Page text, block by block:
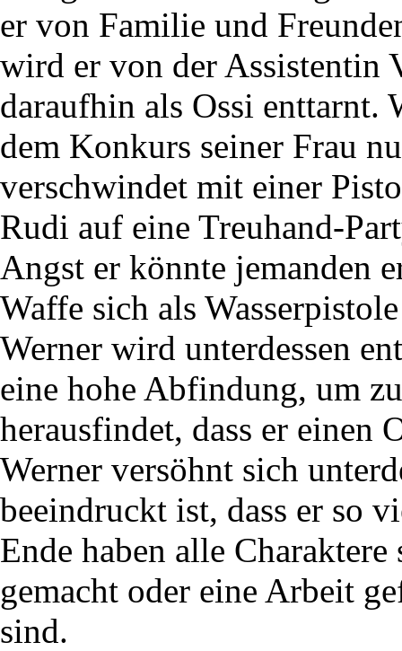
er von Familie und
wird er von der Assistentin
daraufhin als Ossi enttarnt.
dem Konkurs seiner Frau
verschwindet mit einer
Rudi auf eine Treuhand-
Angst er könnte jemanden
Waffe sich als
Werner wird unterdessen
eine hohe Abfindung, um
herausfindet, dass er einen
Werner versöhnt sich
beeindruckt ist, dass er so
Ende haben alle
gemacht oder eine Arbeit
sind.